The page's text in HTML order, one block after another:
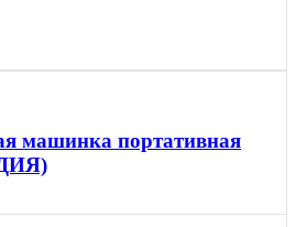
машинка портативная